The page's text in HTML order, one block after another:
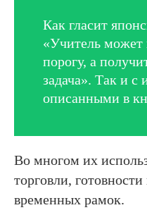
Как гласит
«Учитель может
порогу, а
задача». Так и с
описанными в
Во многом их
торговли,
временных рамок.